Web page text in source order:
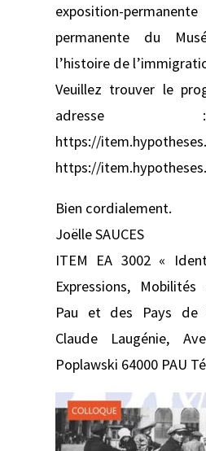
exposition-
permanente du
l’histoire de
Veuillez trouver le
https://
https://
Bien cordialement.
Joëlle SAUCES
ITEM EA 3002 «
Expressions,
Pau et des Pays de
Claude Laugénie,
Poplawski 64000 PAU